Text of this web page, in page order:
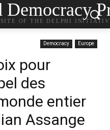
Democracy
OF THE DELPHI
Democracy Europe
pour
des
entier
Assange